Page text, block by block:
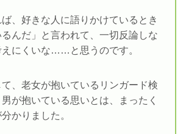
、好きな人に語りかけているとき
んだ」と言われて、一切反論しな
えにくいな……と思うのです。
、老女が抱いているリンガード検
が抱いている思いとは、まったく
かりました。